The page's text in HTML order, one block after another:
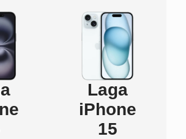
Laga
iPhone
15